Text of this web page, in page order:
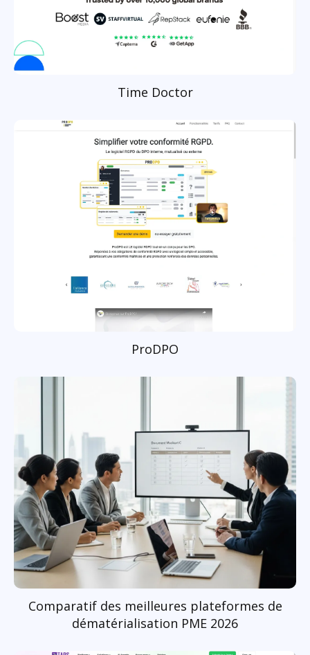
Time Doctor
ProDPO
Comparatif des meilleures plateformes de
dématérialisation PME 2026